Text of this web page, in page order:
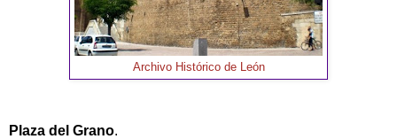
Archivo Histórico de León
Plaza del Grano.